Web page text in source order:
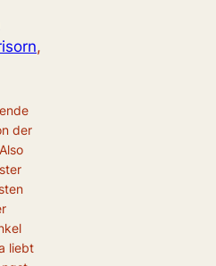
der
liebt